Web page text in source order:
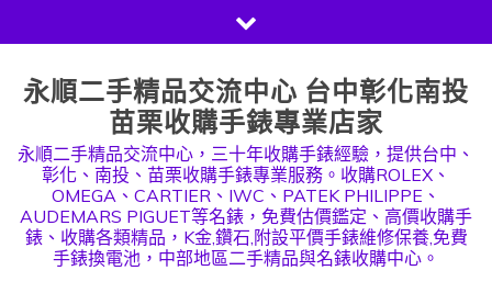
to
content
永順二手精品交流中心 台中彰化南投
苗栗收購手錶專業店家
永順二手精品交流中心，三十年收購手錶經驗，提供台中、
彰化、南投、苗栗收購手錶專業服務。收購ROLEX、
OMEGA、CARTIER、IWC、PATEK PHILIPPE、
AUDEMARS PIGUET等名錶，免費估價鑑定、高價收購手
錶、收購各類精品，K金,鑽石,附設平價手錶維修保養,免費
手錶換電池，中部地區二手精品與名錶收購中心。